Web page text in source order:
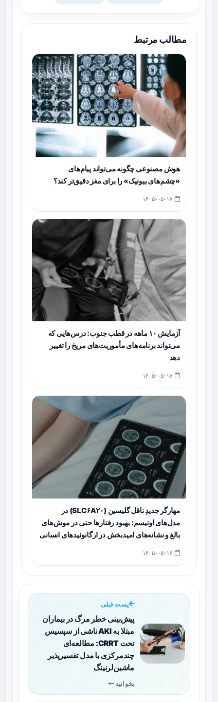
مطالب مرتبط
هوش مصنوعی چگونه می‌تواند پیام‌های
«چشم‌های بیونیک» را برای مغز دقیق‌تر کند؟
آزمایش ۱۰ ماهه در قطب جنوب: درس‌هایی که
می‌تواند برنامه‌های مأموریت‌های مریخ را تغییر
دهد
مهارگر جدیدِ ناقل گلیسین (SLC۶A۲۰) در
مدل‌های اوتیسم: بهبود رفتارها حتی در موش‌های
بالغ و نشانه‌های امیدبخش در ارگانوئیدهای انسانی
پست قبلی
پیش‌بینی خطر مرگ در بیماران
مبتلا به AKI ناشی از سپسیس
تحت CRRT: مطالعه‌ای
چندمرکزی با مدل تفسیرپذیر
ماشین‌لرنینگ
بخوانید